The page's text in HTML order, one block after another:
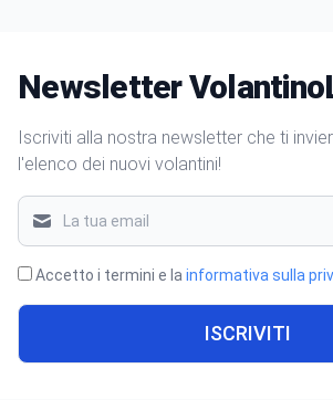
Newsletter
Iscriviti alla nostra newsletter che ti
l'elenco dei nuovi volantini!
Accetto i termini e la informativa sulla
ISCRIVITI